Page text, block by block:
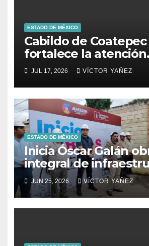
ESTADO DE MÉXICO
Cabildo de
fortalece la atención
ciudadana y la toma
decisiones
JUL 17, 2026 VÍCTOR YAÑEZ
ESTADO DE MÉXICO
Inicia Óscar Galán
integral de
Prolongación León
JUN 25, 2026 VÍCTOR YAÑEZ